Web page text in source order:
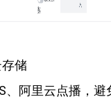
储
、阿里云点播，避